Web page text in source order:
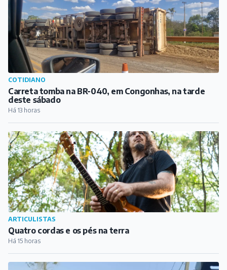
COTIDIANO
Carreta tomba na BR-040, em Congonhas, na tarde
deste sábado
Há 13 horas
ARTICULISTAS
Quatro cordas e os pés na terra
Há 15 horas